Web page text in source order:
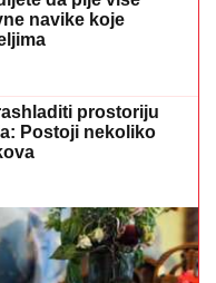
navike koje
prostoriju
Postoji nekoliko